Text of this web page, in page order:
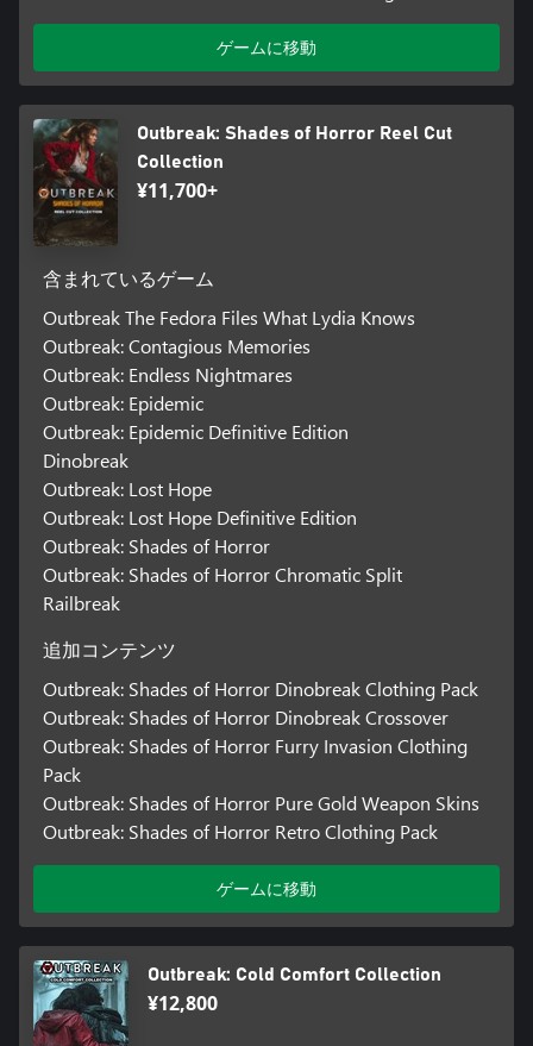
ゲームに移動
Outbreak: Shades of Horror Reel Cut
Collection
¥11,700+
含まれているゲーム
Outbreak The Fedora Files What Lydia Knows
Outbreak: Contagious Memories
Outbreak: Endless Nightmares
Outbreak: Epidemic
Outbreak: Epidemic Definitive Edition
Dinobreak
Outbreak: Lost Hope
Outbreak: Lost Hope Definitive Edition
Outbreak: Shades of Horror
Outbreak: Shades of Horror Chromatic Split
Railbreak
追加コンテンツ
Outbreak: Shades of Horror Dinobreak Clothing Pack
Outbreak: Shades of Horror Dinobreak Crossover
Outbreak: Shades of Horror Furry Invasion Clothing
Pack
Outbreak: Shades of Horror Pure Gold Weapon Skins
Outbreak: Shades of Horror Retro Clothing Pack
ゲームに移動
Outbreak: Cold Comfort Collection
¥12,800